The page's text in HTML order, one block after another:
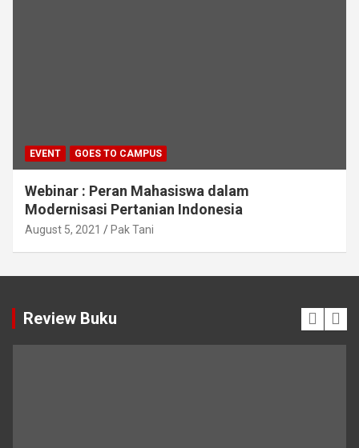
EVENT GOES TO CAMPUS
Webinar : Peran Mahasiswa dalam
Modernisasi Pertanian Indonesia
August 5, 2021 Pak Tani
Review Buku